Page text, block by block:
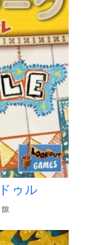
ゥル